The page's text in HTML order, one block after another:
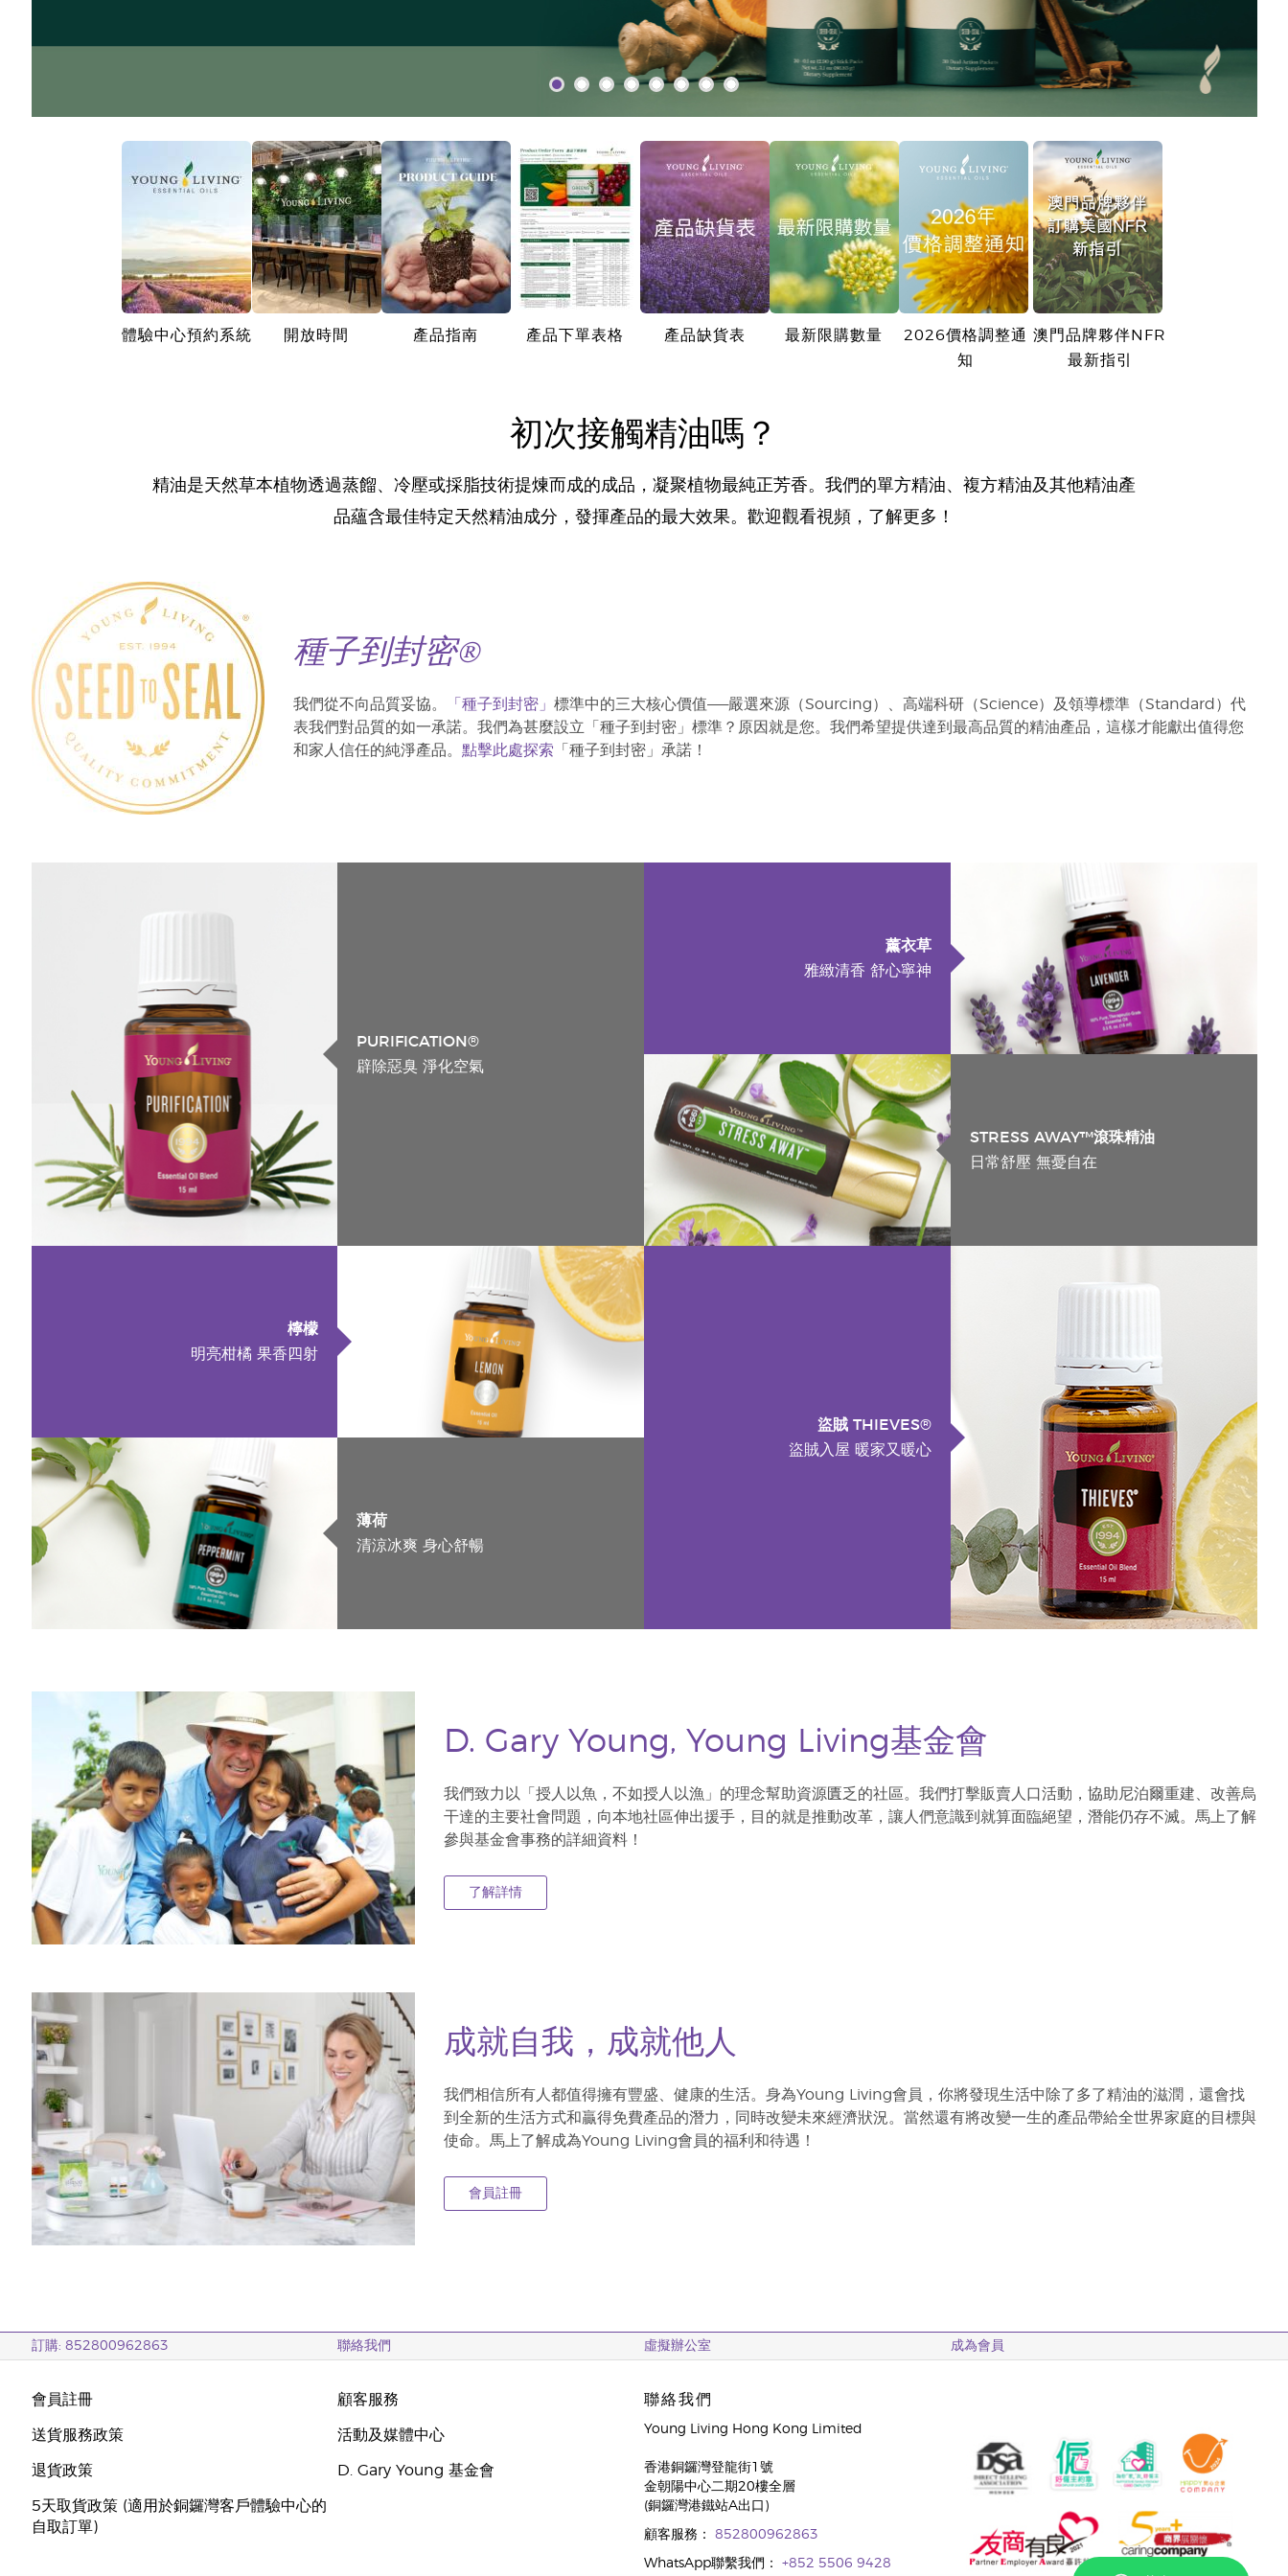
體驗中心預約系統 開放時間 產品指南 產品下單表格 產品缺貨表 最新限購數量
2026價格調整通
知
澳門品牌夥伴NFR
最新指引
初次接觸精油嗎？
精油是天然草本植物透過蒸餾、冷壓或採脂技術提煉而成的成品，凝聚植物最純正芳香。我們的單方精油、複方精油及其他精油產
品蘊含最佳特定天然精油成分，發揮產品的最大效果。歡迎觀看視頻，了解更多！
種子到封密®
我們從不向品質妥協。 「種子到封密」 標準中的三大核心價值——嚴選來源（Sourcing）、高端科研（Science）及領導標準（Standard）代
表我們對品質的如一承諾。我們為甚麼設立「種子到封密」標準？原因就是您。我們希望提供達到最高品質的精油產品，這樣才能獻出值得您
和家人信任的純淨產品。 點擊此處探索 「種子到封密」承諾！
PURIFICATION®
辟除惡臭 淨化空氣
薰衣草
雅緻清香 舒心寧神
STRESS AWAY™滾珠精油
日常舒壓 無憂自在
檸檬
明亮柑橘 果香四射
薄荷
清涼冰爽 身心舒暢
盜賊 THIEVES®
盜賊入屋 暖家又暖心
D. Gary Young, Young Living基金會
我們致力以「授人以魚，不如授人以漁」的理念幫助資源匱乏的社區。我們打擊販賣人口活動，協助尼泊爾重建、改善烏
干達的主要社會問題，向本地社區伸出援手，目的就是推動改革，讓人們意識到就算面臨絕望，潛能仍存不滅。馬上了解
參與基金會事務的詳細資料！
了解詳情
成就自我，成就他人
我們相信所有人都值得擁有豐盛、健康的生活。身為Young Living會員，你將發現生活中除了多了精油的滋潤，還會找
到全新的生活方式和贏得免費產品的潛力，同時改變未來經濟狀況。當然還有將改變一生的產品帶給全世界家庭的目標與
使命。馬上了解成為Young Living會員的福利和待遇！
會員註冊
訂購: 852800962863 聯絡我們 虛擬辦公室 成為會員
會員註冊
送貨服務政策
退貨政策
5天取貨政策 (適用於銅鑼灣客戶體驗中心的
自取訂單)
顧客服務
活動及媒體中心
D. Gary Young 基金會
聯絡我們
Young Living Hong Kong Limited
香港銅鑼灣登龍街1號
金朝陽中心二期20樓全層
(銅鑼灣港鐵站A出口)
顧客服務： 852800962863
WhatsApp聯繫我們： +852 5506 9428